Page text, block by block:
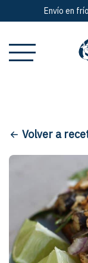
Envío en frío
Volver a